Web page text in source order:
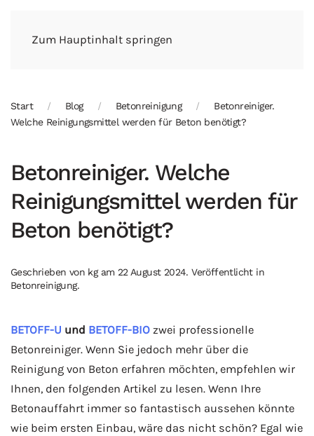
Zum Hauptinhalt springen
Start Blog Betonreinigung
Betonreiniger.
Welche Reinigungsmittel werden für Beton benötigt?
Betonreiniger. Welche
Reinigungsmittel werden für
Beton benötigt?
Geschrieben von kgam 22 August 2024. Veröffentlicht in
Betonreinigung.
BETOFF-U und BETOFF-BIO zwei professionelle
Betonreiniger. Wenn Sie jedoch mehr über die
Reinigung von Beton erfahren möchten, empfehlen wir
Ihnen, den folgenden Artikel zu lesen. Wenn Ihre
Betonauffahrt immer so fantastisch aussehen könnte
wie beim ersten Einbau, wäre das nicht schön? Egal wie